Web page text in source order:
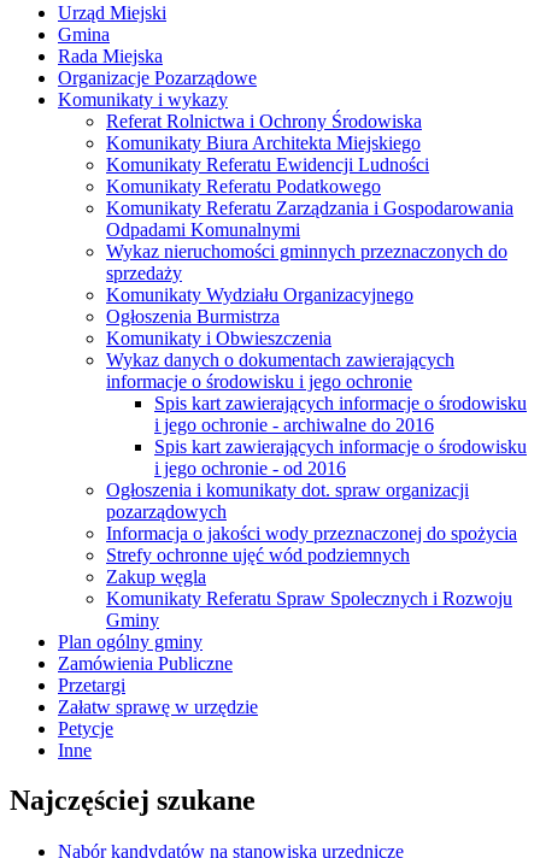
Urząd Miejski
Gmina
Rada Miejska
Organizacje Pozarządowe
Komunikaty i wykazy
Referat Rolnictwa i Ochrony Środowiska
Komunikaty Biura Architekta Miejskiego
Komunikaty Referatu Ewidencji Ludności
Komunikaty Referatu Podatkowego
Komunikaty Referatu Zarządzania i Gospodarowania
Odpadami Komunalnymi
Wykaz nieruchomości gminnych przeznaczonych do
sprzedaży
Komunikaty Wydziału Organizacyjnego
Ogłoszenia Burmistrza
Komunikaty i Obwieszczenia
Wykaz danych o dokumentach zawierających
informacje o środowisku i jego ochronie
Spis kart zawierających informacje o środowisku
i jego ochronie - archiwalne do 2016
Spis kart zawierających informacje o środowisku
i jego ochronie - od 2016
Ogłoszenia i komunikaty dot. spraw organizacji
pozarządowych
Informacja o jakości wody przeznaczonej do spożycia
Strefy ochronne ujęć wód podziemnych
Zakup węgla
Komunikaty Referatu Spraw Spolecznych i Rozwoju
Gminy
Plan ogólny gminy
Zamówienia Publiczne
Przetargi
Załatw sprawę w urzędzie
Petycje
Inne
Najczęściej szukane
Nabór kandydatów na stanowiska urzędnicze